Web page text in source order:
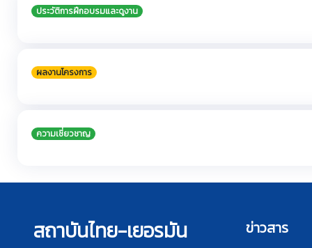
ประวัติการฝึกอบรมและดูงาน
ผลงานโครงการ
ความเชี่ยวชาญ
สถาบันไทย-เยอรมัน ข่าวสาร